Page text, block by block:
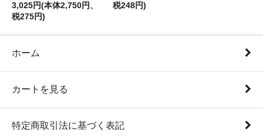
3,025円(本体2,750円、
税275円)
税248円)
ホーム
カートを見る
特定商取引法に基づく表記